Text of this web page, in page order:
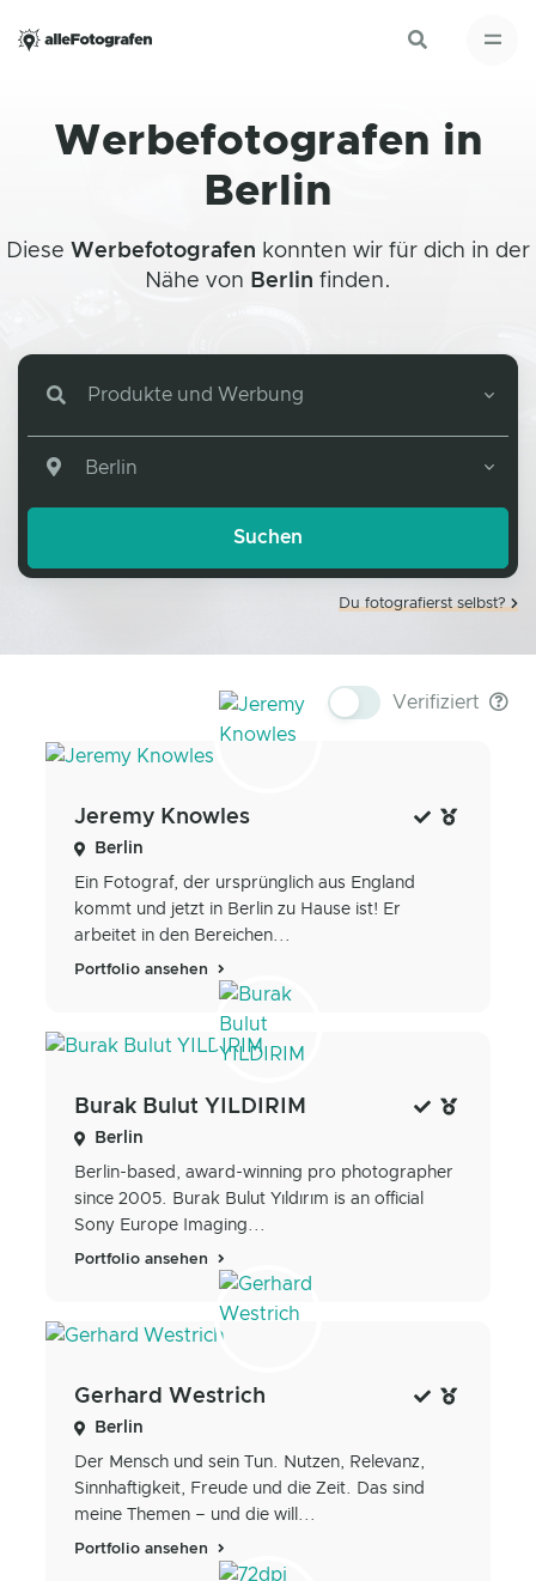
Werbefotografen in
Berlin
Diese Werbefotografen konnten wir für dich in der
Nähe von Berlin finden.
Produkte und Werbung
Berlin
Du fotografierst selbst?
Verifiziert
Jeremy Knowles
Berlin
Ein Fotograf, der ursprünglich aus England
kommt und jetzt in Berlin zu Hause ist! Er
arbeitet in den Bereichen...
Portfolio ansehen
Burak Bulut YILDIRIM
Berlin
Berlin-based, award-winning pro photographer
since 2005. Burak Bulut Yıldırım is an official
Sony Europe Imaging...
Portfolio ansehen
Gerhard Westrich
Berlin
Der Mensch und sein Tun. Nutzen, Relevanz,
Sinnhaftigkeit, Freude und die Zeit. Das sind
meine Themen – und die will...
Portfolio ansehen